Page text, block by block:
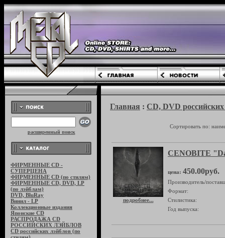
расширенный поиск
ФИРМЕННЫЕ CD -
СУПЕРЦЕНА
ФИРМЕННЫЕ CD (по стилям)
ФИРМЕННЫЕ CD, DVD, LP
(по лэйблам)
DVD, BluRay
Винил - LP
Коллекционные издания
Японские CD
РАСПРОДАЖА CD
РОССИЙСКИХ ЛЭЙБЛОВ
CD российских лэйблов (по
Главная : CD, DVD
Сортировать по:
подробнее...
CENOBITE
цена: 450.00руб.
Производитель/
Формат:
Стилистика:
Год выпуска: